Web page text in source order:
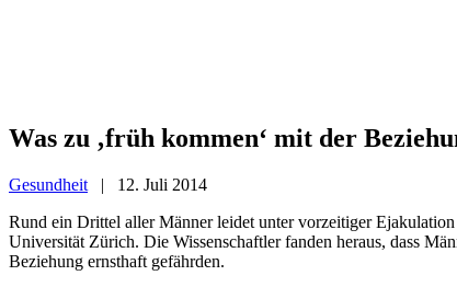
Was zu ‚früh kommen‘ mit der
Gesundheit | 12. Juli 2014
Rund ein Drittel aller Männer leidet unter vorzeitiger
Universität Zürich. Die Wissenschaftler fanden heraus, dass
Beziehung ernsthaft gefährden.